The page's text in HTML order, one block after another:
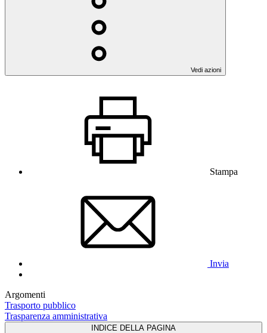
Vedi azioni
Stampa
Invia
Argomenti
Trasporto pubblico
Trasparenza amministrativa
INDICE DELLA PAGINA